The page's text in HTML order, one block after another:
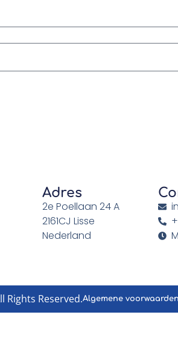
Adres
2e Poellaan 24 A
2161CJ Lisse
Nederland
Rights Reserved.Algemene voorwaarden